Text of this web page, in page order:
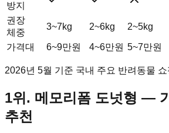
방지
권장
체중
3~7kg 2~6kg 2~5kg
가격대 6~9만원 4~6만원 5~7만원
2026년 5월 기준 국내 주요 반려동물
1위. 메모리폼 도넛형 —
추천